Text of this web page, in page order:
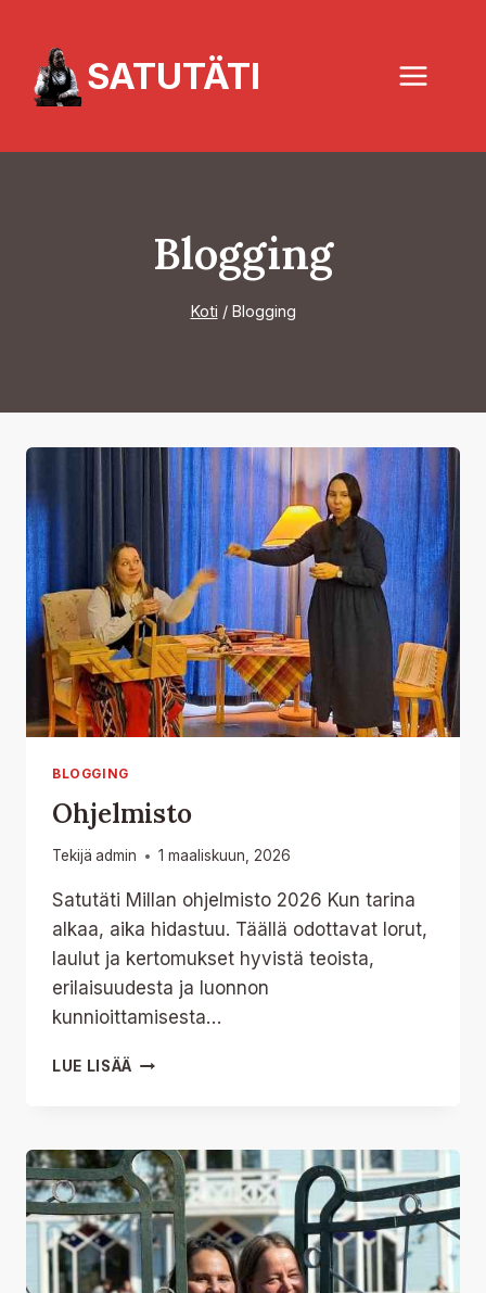
sisältöön
SATUTÄTI
Blogging
Koti / Blogging
BLOGGING
Ohjelmisto
Tekijä admin 1 maaliskuun, 2026
Satutäti Millan ohjelmisto 2026 Kun tarina
alkaa, aika hidastuu. Täällä odottavat lorut,
laulut ja kertomukset hyvistä teoista,
erilaisuudesta ja luonnon
kunnioittamisesta…
LUE LISÄÄ OHJELMISTO